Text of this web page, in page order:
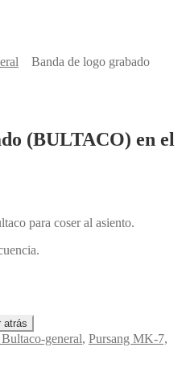
Banda de logo grabado
(BULTACO) en el
para coser al asiento.
atrás
_Bultaco-general, Pursang MK-7,